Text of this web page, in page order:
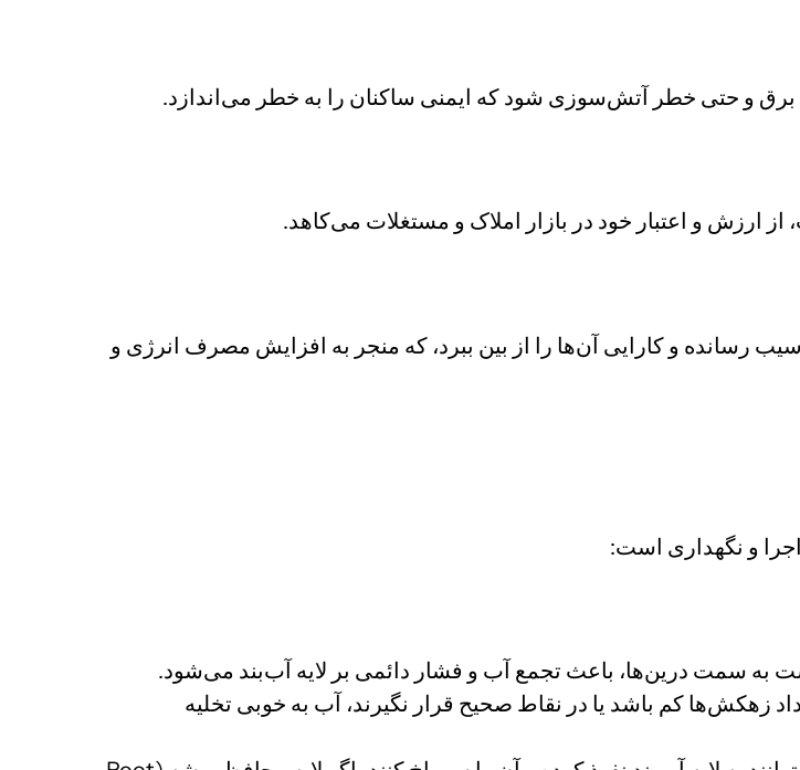
و حتی خطر آتش‌سوزی شود که ایمنی ساکنان را به خطر می‌اندازد.
ارزش و اعتبار خود در بازار املاک و مستغلات می‌کاهد.
رسانده و کارایی آن‌ها را از بین ببرد، که منجر به افزایش مصرف انرژی و
و نگهداری است:
به سمت درین‌ها، باعث تجمع آب و فشار دائمی بر لایه آب‌بند می‌شود.
زهکش‌ها کم باشد یا در نقاط صحیح قرار نگیرند، آب به خوبی تخلیه